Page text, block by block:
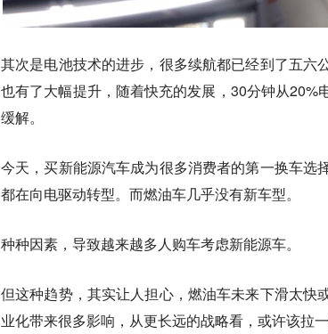
其次是电池技术的进步，很多续航都已经到了五六
也有了大幅提升，随着快充的发展，30分钟从20%
缓解。
今天，买新能源汽车成为很多消费者的第一换车选
都在向电驱动转型。而燃油车几乎没有新车型。
种种因素，导致越来越多人购车考虑新能源车。
但这种趋势，其实让人担心，燃油车未来下滑太
业化带来很多影响，从更长远的战略看，或许该拉一